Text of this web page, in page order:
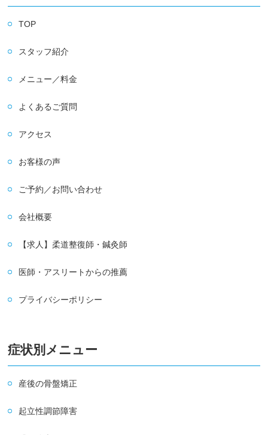
TOP
スタッフ紹介
メニュー／料金
よくあるご質問
アクセス
お客様の声
ご予約／お問い合わせ
会社概要
【求人】柔道整復師・鍼灸師
医師・アスリートからの推薦
プライバシーポリシー
症状別メニュー
産後の骨盤矯正
起立性調節障害